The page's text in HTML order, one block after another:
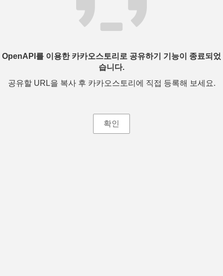
OpenAPI를 이용한 카카오스토리로 공유하기 기능이 종료되었
습니다.
공유할 URL을 복사 후 카카오스토리에 직접 등록해 보세요.
확인